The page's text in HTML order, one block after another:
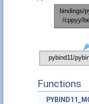
Functions